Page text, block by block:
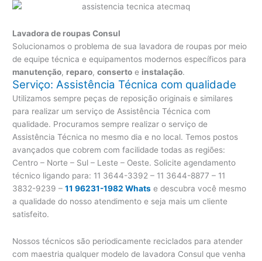
Lavadora de roupas Consul
Solucionamos o problema de sua lavadora de roupas por meio
de equipe técnica e equipamentos modernos específicos para
manutenção, reparo,conserto e instalação.
Serviço: Assistência Técnica com qualidade
Utilizamos sempre peças de reposição originais e similares
para realizar um serviço de Assistência Técnica com
qualidade. Procuramos sempre realizar o serviço de
Assistência Técnica no mesmo dia e no local. Temos postos
avançados que cobrem com facilidade todas as regiões:
Centro – Norte – Sul – Leste – Oeste. Solicite agendamento
técnico ligando para: 11 3644-3392 – 11 3644-8877 – 11
3832-9239 –11 96231-1982 Whats e descubra você mesmo
a qualidade do nosso atendimento e seja mais um cliente
satisfeito.
Nossos técnicos são periodicamente reciclados para atender
com maestria qualquer modelo de lavadora Consul que venha